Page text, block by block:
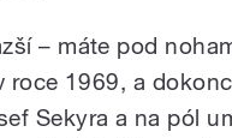
– máte pod
roce 1969, a
Sekyra a na pól